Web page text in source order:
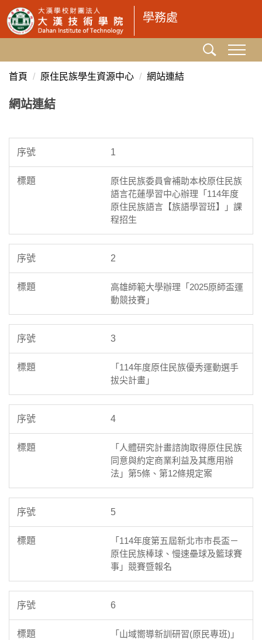
跳
到
主
容
學務處
首頁 原住民族學生資源中心 網站連結
網站連結
1
原住民族委員會補助本校原住民族
語言花蓮學習中心辦理「114年度
原住民族語言【族語學習班】」課
程招生
2
高雄師範大學辦理「2025原師盃運
動競技賽」
3
「114年度原住民族優秀運動選手
拔尖計畫」
4
「人體研究計畫諮詢取得原住民族
同意與約定商業利益及其應用辦
法」第5條、第12條規定案
5
「114年度第五屆新北市市長盃－
原住民族棒球、慢速壘球及籃球賽
事」競賽暨報名
6
「山域嚮導新訓研習(原民專班)」